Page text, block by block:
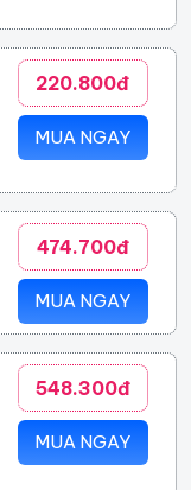
220.800đ
MUA NGAY
474.700đ
MUA NGAY
548.300đ
MUA NGAY